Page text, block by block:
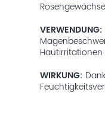
VERWENDUNG
WIRKUNG